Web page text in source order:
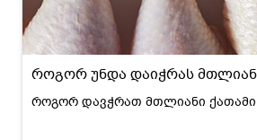
როგორ უნდა დაიჭრას
როგორ დავჭრათ მთლიანი ქათამი